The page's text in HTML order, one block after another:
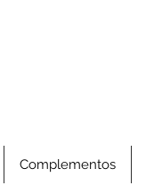
Complementos